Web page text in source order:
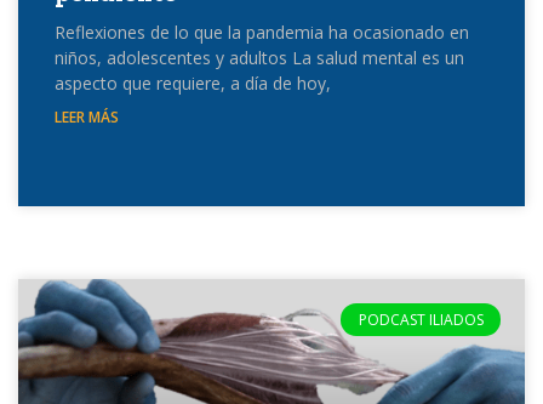
Reflexiones de lo que la pandemia ha ocasionado en
niños, adolescentes y adultos La salud mental es un
aspecto que requiere, a día de hoy,
LEER MÁS
PODCAST ILIADOS